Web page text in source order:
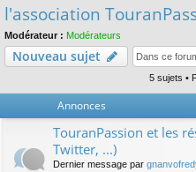
pi
de
l'association
Modérateur : Modérateurs
Nouveau sujet
5 sujets •
Annonces
TouranPassion et les
Twitter, ...)
Dernier message par